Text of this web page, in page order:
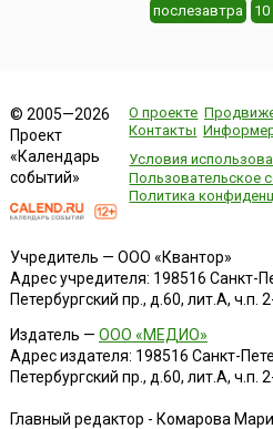
послезавтра 10
© 2005—2026
Проект
«Календарь
событий»
О проекте
Контакты
Условия
Пользовательское
Политика
Учредитель — ООО «Квантор»
Адрес учредителя: 198516 Санкт-
Петербургский пр., д.60, лит.А, ч.п.
Издатель — ООО «МЕДИО»
Адрес издателя: 198516 Санкт-
Петербургский пр., д.60, лит.А, ч.п.
Главный редактор - Комарова